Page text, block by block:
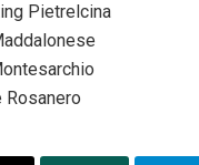
Pietrelcina
Rosanero